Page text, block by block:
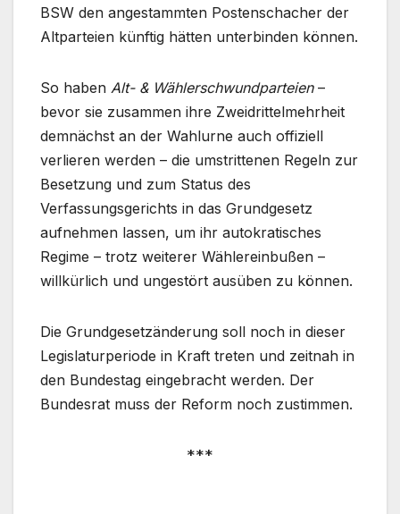
BSW den angestammten Postenschacher der
Altparteien künftig hätten unterbinden können.
So haben Alt- & Wählerschwundparteien–
bevor sie zusammen ihre Zweidrittelmehrheit
demnächst an der Wahlurne auch offiziell
verlieren werden – die umstrittenen Regeln zur
Besetzung und zum Status des
Verfassungsgerichts in das Grundgesetz
aufnehmen lassen, um ihr autokratisches
Regime – trotz weiterer Wählereinbußen –
willkürlich und ungestört ausüben zu können.
Die Grundgesetzänderung soll noch in dieser
Legislaturperiode in Kraft treten und zeitnah in
den Bundestag eingebracht werden. Der
Bundesrat muss der Reform noch zustimmen.
***